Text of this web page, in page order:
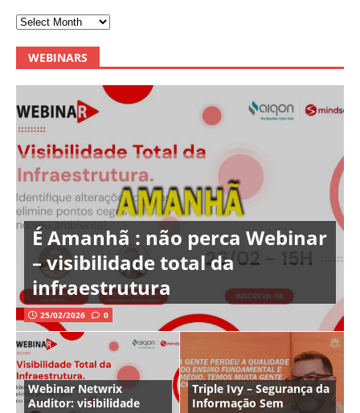
WEBINARS
É Amanhã : não perca Webinar
– visibilidade total da
infraestrutura
25/02/2026 0
Webinar Netwrix
Auditor: visibilidade
Triple Ivy – Segurança da
Informação Sem